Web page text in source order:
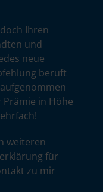
Ihren
und
neue
beruft
in Höhe
weiteren
für
zu mir